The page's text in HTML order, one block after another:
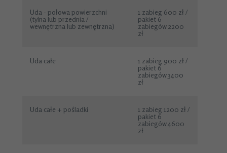
Uda - połowa powierzchni
(tylna lub przednia /
wewnętrzna lub zewnętrzna)
1 zabieg 600 zł /
pakiet 6
zabiegów 2200
zł
Uda całe
1 zabieg 900 zł /
pakiet 6
zabiegów 3400
zł
Uda całe + pośladki
1 zabieg 1200 zł /
pakiet 6
zabiegów 4600
zł